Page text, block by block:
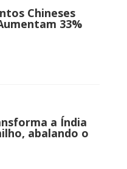
Chineses
33%
a Índia
abalando o